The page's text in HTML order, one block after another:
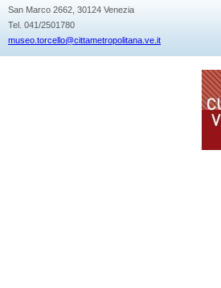
San Marco 2662, 30124 Venezia
Tel. 041/2501780
museo.torcello@cittametropolitana.ve.it